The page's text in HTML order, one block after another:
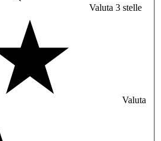
Valuta 3 stelle
Valuta